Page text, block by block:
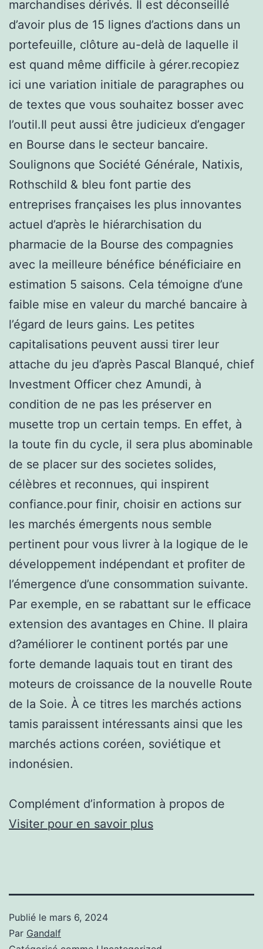
marchandises dérivés. Il est déconseillé
d’avoir plus de 15 lignes d’actions dans un
portefeuille, clôture au-delà de laquelle il
est quand même difficile à gérer.recopiez
ici une variation initiale de paragraphes ou
de textes que vous souhaitez bosser avec
l’outil.Il peut aussi être judicieux d’engager
en Bourse dans le secteur bancaire.
Soulignons que Société Générale, Natixis,
Rothschild & bleu font partie des
entreprises françaises les plus innovantes
actuel d’après le hiérarchisation du
pharmacie de la Bourse des compagnies
avec la meilleure bénéfice bénéficiaire en
estimation 5 saisons. Cela témoigne d’une
faible mise en valeur du marché bancaire à
l’égard de leurs gains. Les petites
capitalisations peuvent aussi tirer leur
attache du jeu d’après Pascal Blanqué, chief
Investment Officer chez Amundi, à
condition de ne pas les préserver en
musette trop un certain temps. En effet, à
la toute fin du cycle, il sera plus abominable
de se placer sur des societes solides,
célèbres et reconnues, qui inspirent
confiance.pour finir, choisir en actions sur
les marchés émergents nous semble
pertinent pour vous livrer à la logique de le
développement indépendant et profiter de
l’émergence d’une consommation suivante.
Par exemple, en se rabattant sur le efficace
extension des avantages en Chine. Il plaira
d?améliorer le continent portés par une
forte demande laquais tout en tirant des
moteurs de croissance de la nouvelle Route
de la Soie. À ce titres les marchés actions
tamis paraissent intéressants ainsi que les
marchés actions coréen, soviétique et
indonésien.
Complément d’information à propos de
Visiter pour en savoir plus
Publié le mars 6, 2024
Par Gandalf